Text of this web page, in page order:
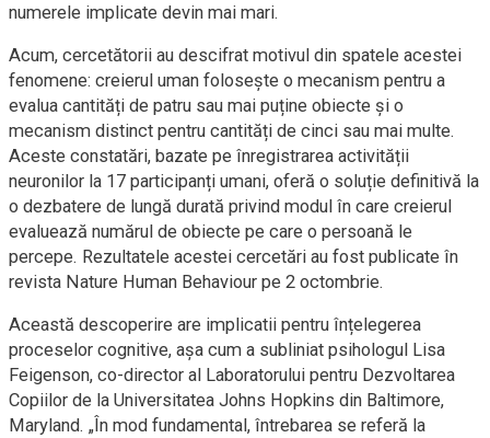
numerele implicate devin mai mari.
Acum, cercetătorii au descifrat motivul din spatele acestei
fenomene: creierul uman folosește o mecanism pentru a
evalua cantități de patru sau mai puține obiecte și o
mecanism distinct pentru cantități de cinci sau mai multe.
Aceste constatări, bazate pe înregistrarea activității
neuronilor la 17 participanți umani, oferă o soluție definitivă la
o dezbatere de lungă durată privind modul în care creierul
evaluează numărul de obiecte pe care o persoană le
percepe. Rezultatele acestei cercetări au fost publicate în
revista Nature Human Behaviour pe 2 octombrie.
Această descoperire are implicatii pentru înțelegerea
proceselor cognitive, așa cum a subliniat psihologul Lisa
Feigenson, co-director al Laboratorului pentru Dezvoltarea
Copiilor de la Universitatea Johns Hopkins din Baltimore,
Maryland. „În mod fundamental, întrebarea se referă la